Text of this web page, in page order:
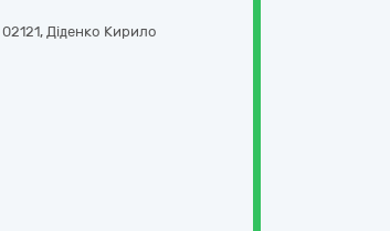
02121, Діденко Кирило